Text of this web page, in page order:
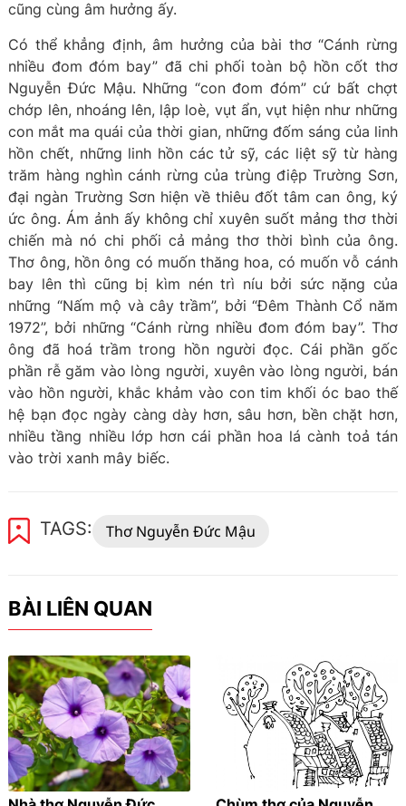
cũng cùng âm hưởng ấy.
Có thể khẳng định, âm hưởng của bài thơ “Cánh rừng
nhiều đom đóm bay” đã chi phối toàn bộ hồn cốt thơ
Nguyễn Đức Mậu. Những “con đom đóm” cứ bất chợt
chớp lên, nhoáng lên, lập loè, vụt ẩn, vụt hiện như những
con mắt ma quái của thời gian, những đốm sáng của linh
hồn chết, những linh hồn các tử sỹ, các liệt sỹ từ hàng
trăm hàng nghìn cánh rừng của trùng điệp Trường Sơn,
đại ngàn Trường Sơn hiện về thiêu đốt tâm can ông, ký
ức ông. Ám ảnh ấy không chỉ xuyên suốt mảng thơ thời
chiến mà nó chi phối cả mảng thơ thời bình của ông.
Thơ ông, hồn ông có muốn thăng hoa, có muốn vỗ cánh
bay lên thì cũng bị kìm nén trì níu bởi sức nặng của
những “Nấm mộ và cây trầm”, bởi “Đêm Thành Cổ năm
1972”, bởi những “Cánh rừng nhiều đom đóm bay”. Thơ
ông đã hoá trầm trong hồn người đọc. Cái phần gốc
phần rễ găm vào lòng người, xuyên vào lòng người, bán
vào hồn người, khắc khảm vào con tim khối óc bao thế
hệ bạn đọc ngày càng dày hơn, sâu hơn, bền chặt hơn,
nhiều tầng nhiều lớp hơn cái phần hoa lá cành toả tán
vào trời xanh mây biếc.
TAGS: Thơ Nguyễn Đức Mậu
BÀI LIÊN QUAN